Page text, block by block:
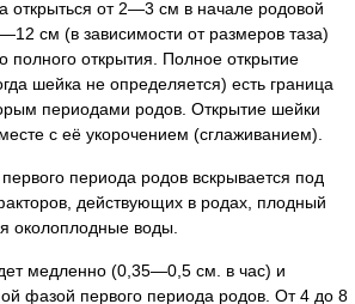
открыться от 2—3 см в начале родовой
см (в зависимости от размеров таза)
полного открытия. Полное открытие
шейка не определяется) есть граница
периодами родов. Открытие шейки
с её укорочением (сглаживанием).
периода родов вскрывается под
действующих в родах, плодный
околоплодные воды.
медленно (0,35—0,5 см. в час) и
фазой первого периода родов. От 4 до 8